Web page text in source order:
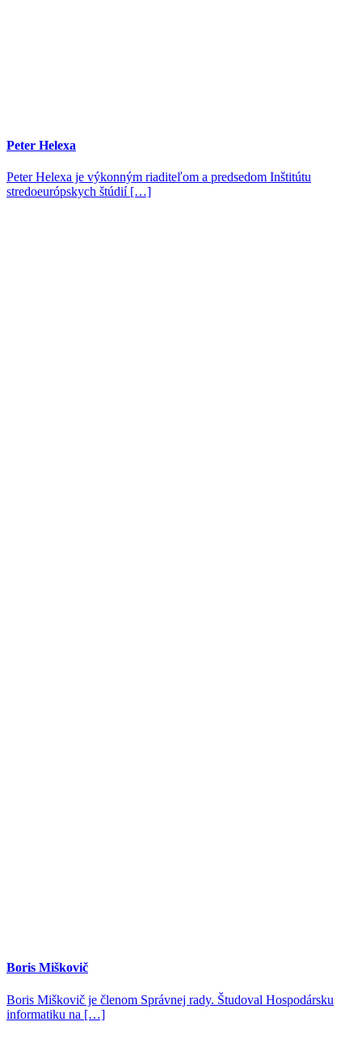
Peter Helexa
Peter Helexa je výkonným riaditeľom a predsedom Inštitútu
stredoeurópskych štúdií […]
Boris Miškovič
Boris Miškovič je členom Správnej rady. Študoval Hospodársku
informatiku na […]